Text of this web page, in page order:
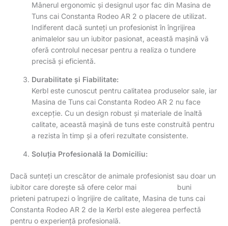
Mânerul ergonomic și designul ușor fac din Masina de
Tuns cai Constanta Rodeo AR 2 o placere de utilizat.
Indiferent dacă sunteți un profesionist în îngrijirea
animalelor sau un iubitor pasionat, această mașină vă
oferă controlul necesar pentru a realiza o tundere
precisă și eficientă.
Durabilitate și Fiabilitate:
Kerbl este cunoscut pentru calitatea produselor sale, iar
Masina de Tuns cai Constanta Rodeo AR 2 nu face
excepție. Cu un design robust și materiale de înaltă
calitate, această mașină de tuns este construită pentru
a rezista în timp și a oferi rezultate consistente.
Soluția Profesională la Domiciliu:
Dacă sunteți un crescător de animale profesionist sau doar un
iubitor care dorește să ofere celor mai buni
prieteni patrupezi o îngrijire de calitate, Masina de tuns cai
Constanta Rodeo AR 2 de la Kerbl este alegerea perfectă
pentru o experiență profesională.